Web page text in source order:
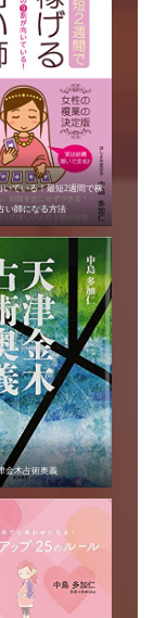
いている！最短2週間で稼
い師になる方法
金木占術奥義